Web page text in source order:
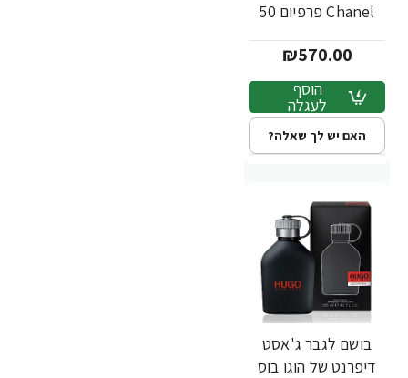
Chanel פרפיום 50
₪570.00
הוסף
לעגלה
האם יש לך שאלה?
בושם לגבר ג'אסט
דיפרנט של הוגו בוס